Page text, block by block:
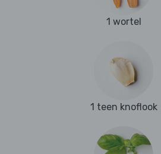
1 wortel
1 teen knoflook